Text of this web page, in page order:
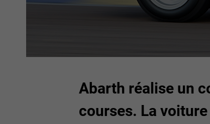
Abarth réalise un
courses. La